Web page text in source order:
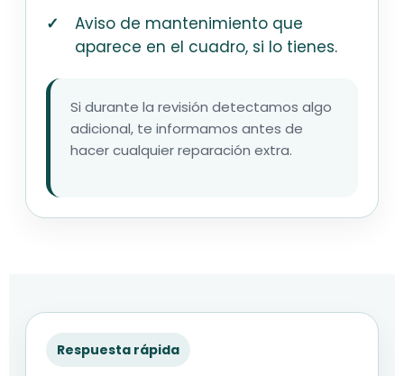
Aviso de mantenimiento que
aparece en el cuadro, si lo tienes.
Si durante la revisión detectamos algo
adicional, te informamos antes de
hacer cualquier reparación extra.
Respuesta rápida